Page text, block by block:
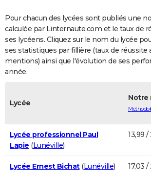
COPAINS D'AVANT
S'inscrire
Se connecter
Lycées
Collèges
Primaires
Universités
Entreprises
Service militaire
Avis de recherche
AVIS DE DÉCÈS
FORUM
Bricolage
Lifestyle
Culture
Sport
Auto
Television
Voyage
Cinema
Pour chacun des lycées sont publiés une
calculée par Linternaute.com et le taux de
ses lycéens. Cliquez sur le nom du lycée
ses statistiques par fillière (taux de réussite
mentions) ainsi que l'évolution de ses
année.
Lycée
Notre
Lycée professionnel Paul
Lapie (Lunéville)
13,99 /
Lycée Ernest Bichat(Lunéville) 17,03 /